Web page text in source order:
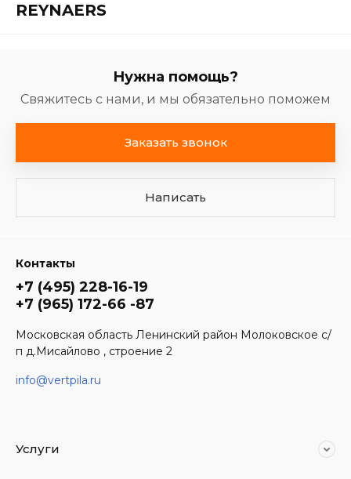
REYNAERS
Нужна помощь?
Свяжитесь с нами, и мы обязательно поможем
Заказать звонок
Написать
Контакты
+7 (495) 228-16-19
+7 (965) 172-66 -87
Московская область Ленинский район Молоковское с/
п д.Мисайлово , строение 2
info@vertpila.ru
Услуги